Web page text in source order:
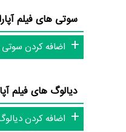
سوتی های فیلم
اضافه کردن سوتی
دیالوگ های فیلم
اضافه کردن